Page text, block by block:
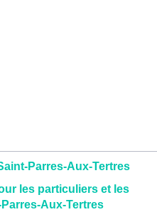
Parres-Aux-Tertres
les particuliers et les
Aux-Tertres